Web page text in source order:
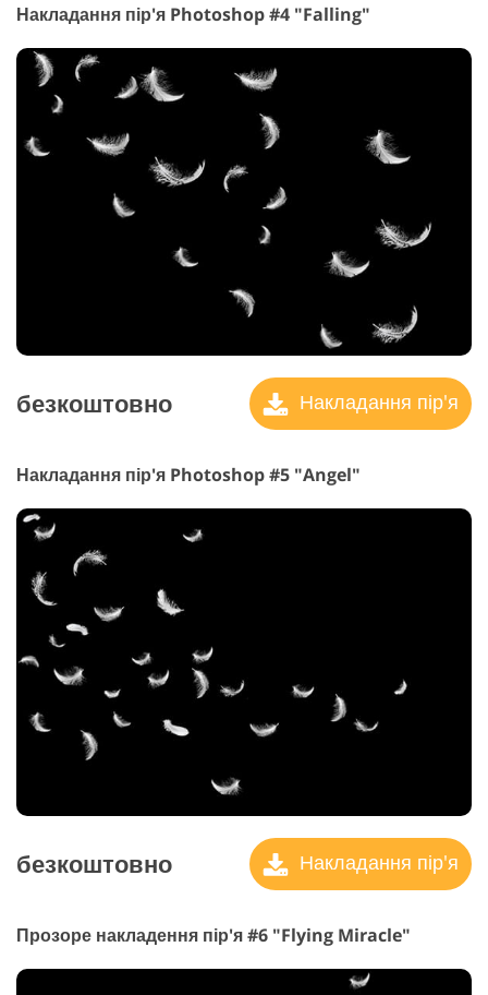
Накладання пір'я Photoshop #4 "Falling"
безкоштовно Накладання пір'я
Накладання пір'я Photoshop #5 "Angel"
безкоштовно Накладання пір'я
Прозоре накладення пір'я #6 "Flying Miracle"